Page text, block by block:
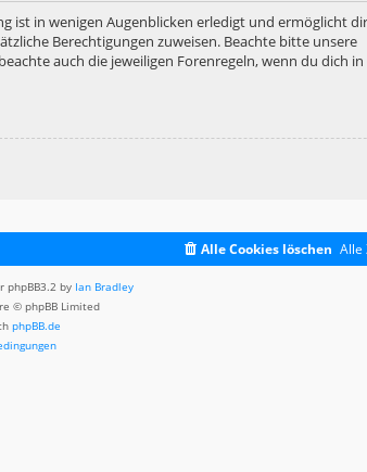
ist in wenigen Augenblicken erledigt und ermöglicht
Berechtigungen zuweisen. Beachte bitte unsere
auch die jeweiligen Forenregeln, wenn du dich in
Alle
Alle Cookies löschen
phpBB3.2 by Ian Bradley
© phpBB Limited
phpBB.de